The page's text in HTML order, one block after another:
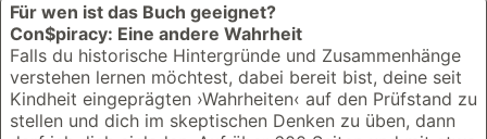
Für wen ist das Buch geeignet?
Con$piracy: Eine andere Wahrheit
Falls du historische Hintergründe und Zusammenhänge
verstehen lernen möchtest, dabei bereit bist, deine seit
Kindheit eingeprägten ›Wahrheiten‹ auf den Prüfstand zu
stellen und dich im skeptischen Denken zu üben, dann